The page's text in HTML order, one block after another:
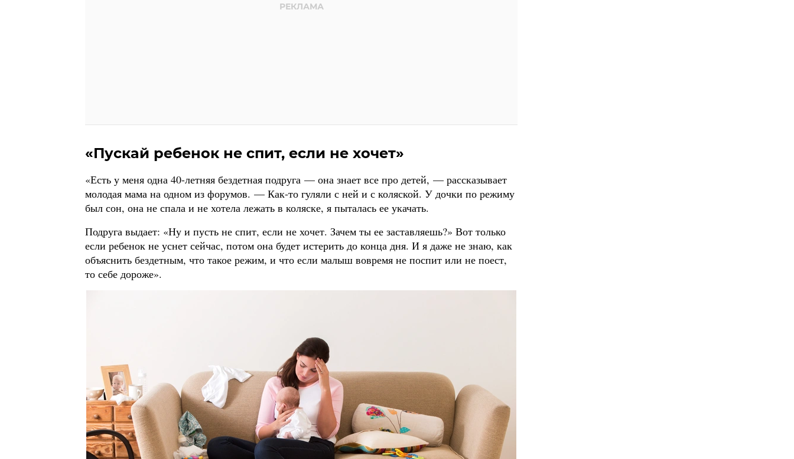
«Пускай ребенок не спит, если не хочет»
«Есть у меня одна 40-летняя бездетная подруга — она знает все про детей, — рассказывает
молодая мама на одном из форумов. — Как-то гуляли с ней и с коляской. У дочки по режиму
был сон, она не спала и не хотела лежать в коляске, я пыталась ее укачать.
Подруга выдает: «Ну и пусть не спит, если не хочет. Зачем ты ее заставляешь?» Вот только
если ребенок не уснет сейчас, потом она будет истерить до конца дня. И я даже не знаю, как
объяснить бездетным, что такое режим, и что если малыш вовремя не поспит или не поест,
то себе дороже».